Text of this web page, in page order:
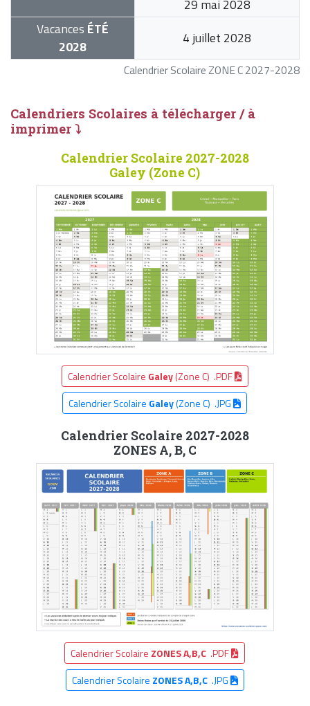
Calendrier Scolaire ZONE C 2027-2028
29 mai 2028
Vacances ÉTÉ
2028
4 juillet 2028
Calendriers Scolaires à télécharger / à
imprimer ⤵
Calendrier Scolaire 2027-2028
Galey (Zone C)
Calendrier Scolaire Galey(Zone C) .PDF
Calendrier Scolaire Galey(Zone C) .JPG
Calendrier Scolaire 2027-2028
ZONES A, B, C
Calendrier Scolaire ZONES A,B,C .PDF
Calendrier Scolaire ZONES A,B,C.JPG